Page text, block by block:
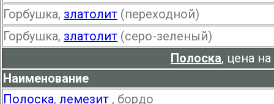
Горбушка, златолит (переходной)
Горбушка, златолит (серо-зеленый)
Полоска, цена
Наименование
Полоска,лемезит , бордо